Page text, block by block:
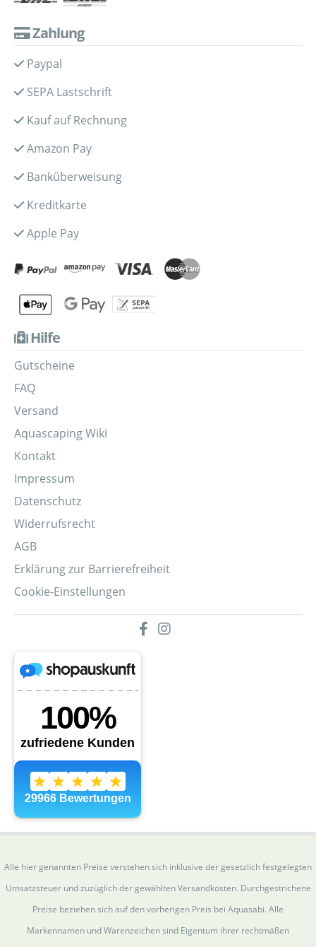
Zahlung
Paypal
SEPA Lastschrift
Kauf auf Rechnung
Amazon Pay
Banküberweisung
Kreditkarte
Apple Pay
Hilfe
Gutscheine
FAQ
Versand
Aquascaping Wiki
Kontakt
Impressum
Datenschutz
Widerrufsrecht
AGB
Erklärung zur Barrierefreiheit
Cookie-Einstellungen
Alle hier genannten Preise verstehen sich inklusive der gesetzlich festgelegten
Umsatzsteuer und zuzüglich der gewählten Versandkosten. Durchgestrichene
Preise beziehen sich auf den vorherigen Preis bei Aquasabi. Alle
Markennamen und Warenzeichen sind Eigentum ihrer rechtmäßen